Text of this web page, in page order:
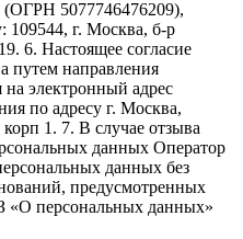
5077746476209),
109544, г. Москва, б-р
6. Настоящее согласие
путем направления
электронный адрес
по адресу г. Москва,
1. 7. В случае отзыва
данных Оператор
данных без
предусмотренных
персональных данных»